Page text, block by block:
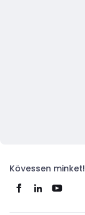
Kövessen minket!